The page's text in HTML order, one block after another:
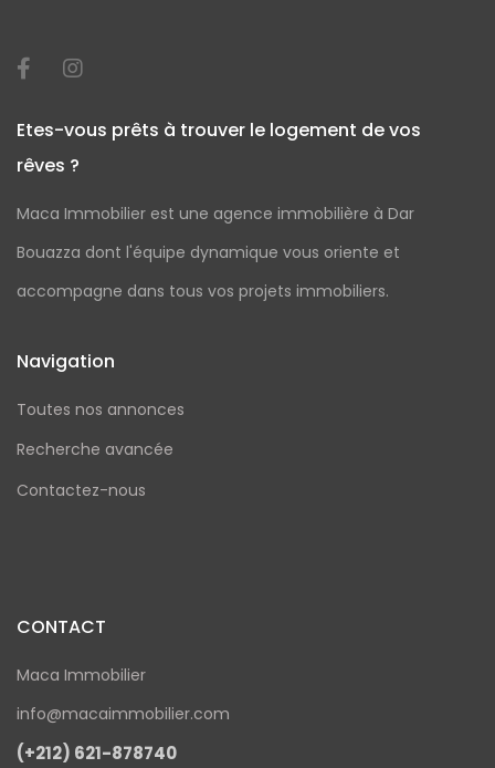
Etes-vous prêts à trouver le logement de vos
rêves ?
Maca Immobilier est une agence immobilière à Dar
Bouazza dont l'équipe dynamique vous oriente et
accompagne dans tous vos projets immobiliers.
Navigation
Toutes nos annonces
Recherche avancée
Contactez-nous
CONTACT
Maca Immobilier
info@macaimmobilier.com
(+212) 621-878740